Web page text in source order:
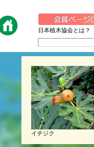
日本植木協会とは？
イチジク